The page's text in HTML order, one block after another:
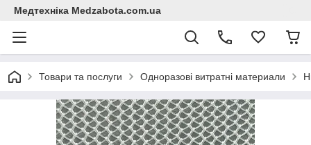
Медтехніка Medzabota.com.ua
Товари та послуги Одноразові витратні материали